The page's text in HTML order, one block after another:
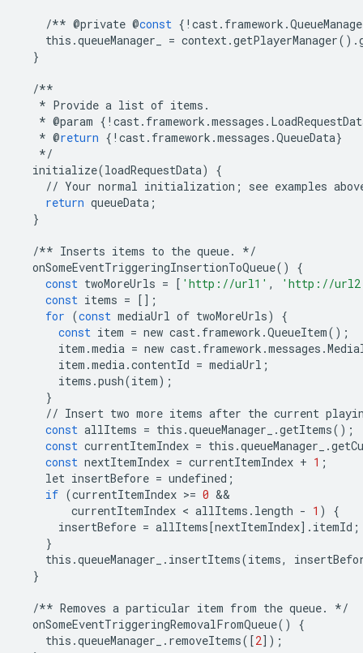
/** @private @const { ! cast. framework .
this .queueManager_ = context.getPlayerManager() .
}
/**
* Provide a list of items .
* @param { ! cast. framework .messages .
* @return { ! cast. framework .messages .QueueData}
*/
initialize(loadRequestData)
{
// Your normal initialization ; see examples
return queueData ;
}
/** Inserts items to the queue.
*/
onSomeEventTriggeringInsertionToQueue()
{
const twoMoreUrls = [ 'http://url1' ,
'http://
const items = [];
for (const mediaUrl of twoMoreUrls)
{
const item = new cast. framework .QueueItem();
item .media = new cast. framework .messages .
item .media.contentId = mediaUrl ;
items .push(item);
}
// Insert two more items after the current
const allItems = this .queueManager_ .getItems();
const currentItemIndex = this .queueManager_ .
const nextItemIndex = currentItemIndex + 1 ;
let insertBefore = undefined ;
if (currentItemIndex >= 0
currentItemIndex < allItems . length - 1 )
{
insertBefore = allItems[nextItemIndex] . itemId ;
}
this .queueManager_ . insertItems(items,
}
/** Removes a particular item from the queue.
*/
onSomeEventTriggeringRemovalFromQueue()
{
this .queueManager_ . removeItems([2]);